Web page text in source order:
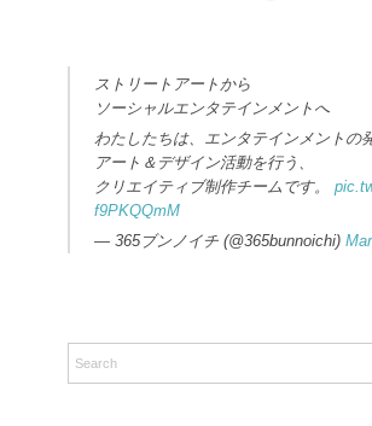
ストリートアートから
ソーシャルエンタテインメントへ
わたしたちは、エンタテインメントの
アート＆デザイン活動を行う、
クリエイティブ制作チームです。
f9PKQQmM
— 365ブンノイチ (@365bunnoichi)